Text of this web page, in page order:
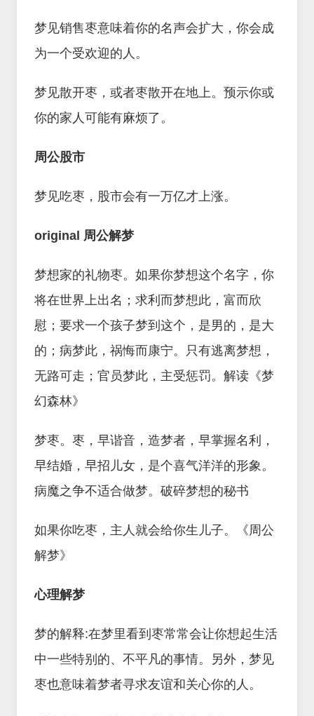
梦见销售枣意味着你的名声会扩大，你会成
为一个受欢迎的人。
梦见散开枣，或者枣散开在地上。预示你或
你的家人可能有麻烦了。
周公股市
梦见吃枣，股市会有一万亿才上涨。
original 周公解梦
梦想家的礼物枣。如果你梦想这个名字，你
将在世界上出名；求利而梦想此，富而欣
慰；要求一个孩子梦到这个，是男的，是大
的；病梦此，祸悔而康宁。只有逃离梦想，
无路可走；官员梦此，主受惩罚。解读《梦
幻森林》
梦枣。枣，早谐音，造梦者，早掌握名利，
早结婚，早招儿女，是个喜气洋洋的形象。
病魔之争不适合做梦。破碎梦想的秘书
如果你吃枣，主人就会给你生儿子。《周公
解梦》
心理解梦
梦的解释:在梦里看到枣常常会让你想起生活
中一些特别的、不平凡的事情。另外，梦见
枣也意味着梦者寻求友谊和关心你的人。